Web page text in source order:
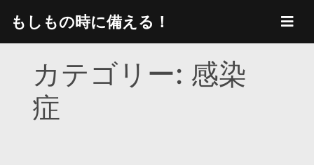
content
もしもの時に備える！
カテゴリー: 感染
症